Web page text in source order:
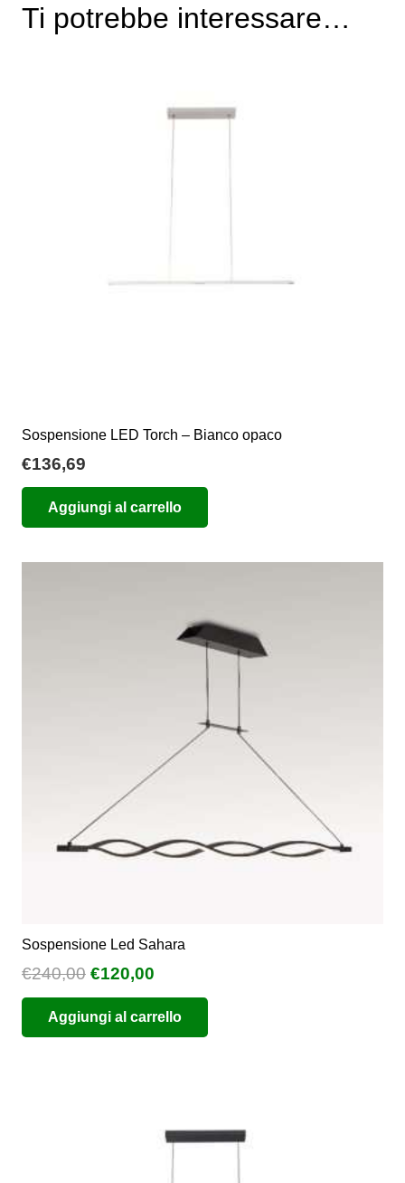
Ti potrebbe interessare…
Sospensione LED Torch – Bianco opaco
€136,69
Aggiungi al carrello
Sospensione Led Sahara
€240,00 Il
prezzo
originale
era:
€120,00
prezzo
attuale
è:
Aggiungi al carrello